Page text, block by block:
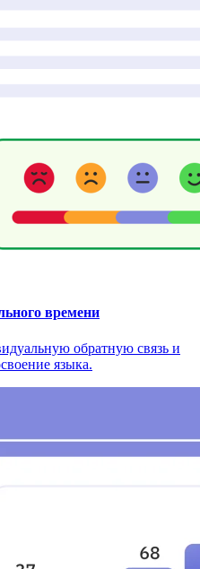
времени
обратную связь и
языка.